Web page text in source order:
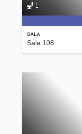
SALA
Sala 108
1